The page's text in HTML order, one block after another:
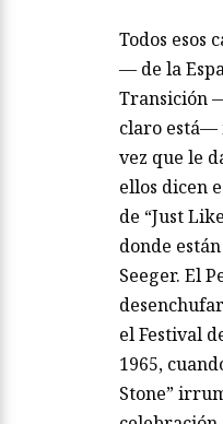
Todos esos
— de la
Transición
claro está—
vez que le
ellos dicen
de “Just
donde
Seeger. El
el Festival
1965,
Stone”